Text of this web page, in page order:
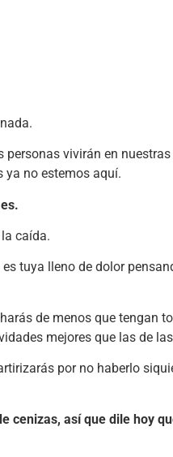
vivirán en
ya no estemos aquí.
caída.
tuya lleno de dolor
de menos que tengan
mejores que las de
por no haberlo
cenizas, así que dile hoy